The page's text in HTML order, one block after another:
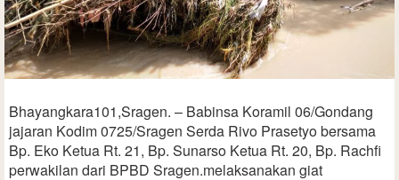
Bhayangkara101,Sragen. – Babinsa Koramil 06/Gondang
jajaran Kodim 0725/Sragen Serda Rivo Prasetyo bersama
Bp. Eko Ketua Rt. 21, Bp. Sunarso Ketua Rt. 20, Bp. Rachfi
perwakilan dari BPBD Sragen.melaksanakan giat